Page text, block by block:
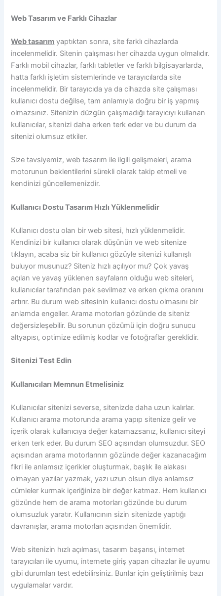
Web Tasarım ve Farklı Cihazlar
Web tasarım yaptıktan sonra, site farklı cihazlarda
incelenmelidir. Sitenin çalışması her cihazda uygun olmalıdır.
Farklı mobil cihazlar, farklı tabletler ve farklı bilgisayarlarda,
hatta farklı işletim sistemlerinde ve tarayıcılarda site
incelenmelidir. Bir tarayıcıda ya da cihazda site çalışması
kullanıcı dostu değilse, tam anlamıyla doğru bir iş yapmış
olmazsınız. Sitenizin düzgün çalışmadığı tarayıcıyı kullanan
kullanıcılar, sitenizi daha erken terk eder ve bu durum da
sitenizi olumsuz etkiler.
Size tavsiyemiz, web tasarım ile ilgili gelişmeleri, arama
motorunun beklentilerini sürekli olarak takip etmeli ve
kendinizi güncellemenizdir.
Kullanıcı Dostu Tasarım Hızlı Yüklenmelidir
Kullanıcı dostu olan bir web sitesi, hızlı yüklenmelidir.
Kendinizi bir kullanıcı olarak düşünün ve web sitenize
tıklayın, acaba siz bir kullanıcı gözüyle sitenizi kullanışlı
buluyor musunuz? Siteniz hızlı açılıyor mu? Çok yavaş
açılan ve yavaş yüklenen sayfaların olduğu web siteleri,
kullanıcılar tarafından pek sevilmez ve erken çıkma oranını
artırır. Bu durum web sitesinin kullanıcı dostu olmasını bir
anlamda engeller. Arama motorları gözünde de siteniz
değersizleşebilir. Bu sorunun çözümü için doğru sunucu
altyapısı, optimize edilmiş kodlar ve fotoğraflar gereklidir.
Sitenizi Test Edin
Kullanıcıları Memnun Etmelisiniz
Kullanıcılar sitenizi severse, sitenizde daha uzun kalırlar.
Kullanıcı arama motorunda arama yapıp sitenize gelir ve
içerik olarak kullanıcıya değer katamazsanız, kullanıcı siteyi
erken terk eder. Bu durum SEO açısından olumsuzdur. SEO
açısından arama motorlarının gözünde değer kazanacağım
fikri ile anlamsız içerikler oluşturmak, başlık ile alakası
olmayan yazılar yazmak, yazı uzun olsun diye anlamsız
cümleler kurmak içeriğinize bir değer katmaz. Hem kullanıcı
gözünde hem de arama motorları gözünde bu durum
olumsuzluk yaratır. Kullanıcının sizin sitenizde yaptığı
davranışlar, arama motorları açısından önemlidir.
Web sitenizin hızlı açılması, tasarım başarısı, internet
tarayıcıları ile uyumu, internete giriş yapan cihazlar ile uyumu
gibi durumları test edebilirsiniz. Bunlar için geliştirilmiş bazı
uygulamalar vardır.